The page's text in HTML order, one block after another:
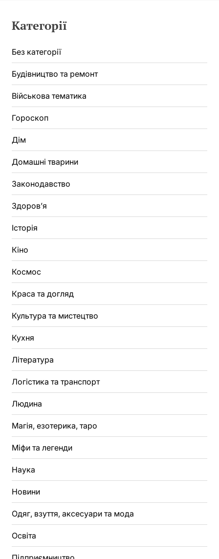
Категорії
Без категорії
Будівництво та ремонт
Військова тематика
Гороскоп
Дім
Домашні тварини
Законодавство
Здоров’я
Історія
Кіно
Космос
Краса та догляд
Культура та мистецтво
Кухня
Література
Логістика та транспорт
Людина
Магія, езотерика, таро
Міфи та легенди
Наука
Новини
Одяг, взуття, аксесуари та мода
Освіта